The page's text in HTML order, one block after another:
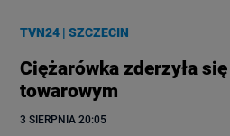
TVN24 |SZCZECIN
Ciężarówka zderzyła
towarowym
3 SIERPNIA 20:05